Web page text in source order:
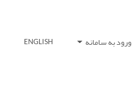
ورود به سامانه ENGLISH